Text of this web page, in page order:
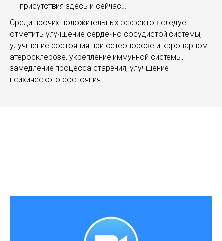
присутствия здесь и сейчас…
Среди прочих положительных эффектов следует
отметить улучшение сердечно сосудистой системы,
улучшение состояния при остеопорозе и коронарном
атеросклерозе, укрепление иммунной системы,
замедление процесса старения, улучшение
психического состояния.